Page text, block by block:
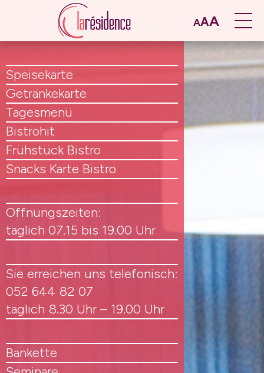
AAA
Speisekarte
Getränkekarte
Tagesmenü
Bistrohit
Frühstück Bistro
Snacks Karte Bistro
Öffnungszeiten:
täglich 07.15 bis 19.00 Uhr
Sie erreichen uns telefonisch:
052 644 82 07
täglich 8.30 Uhr – 19.00 Uhr
Bankette